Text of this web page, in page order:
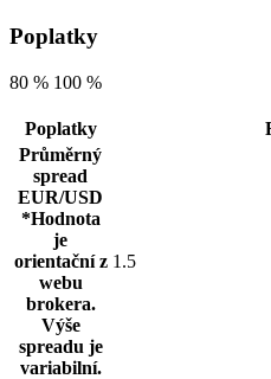
Poplatky
80 % 100 %
Poplatky
Průměrný
spread
EUR/USD
*Hodnota
je
orientační z
webu
brokera.
Výše
spreadu je
variabilní.
1.5